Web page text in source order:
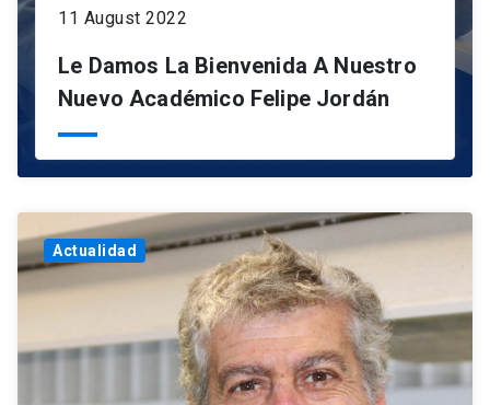
11 August 2022
Le Damos La Bienvenida A Nuestro
Nuevo Académico Felipe Jordán
Actualidad